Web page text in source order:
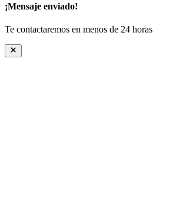
¡Mensaje enviado!
Te contactaremos en menos de 24 horas